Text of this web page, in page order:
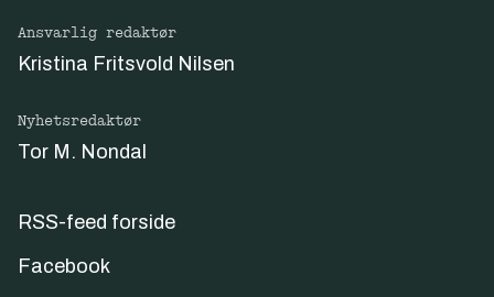
Ansvarlig redaktør
Kristina Fritsvold Nilsen
Nyhetsredaktør
Tor M. Nondal
RSS-feed forside
Facebook